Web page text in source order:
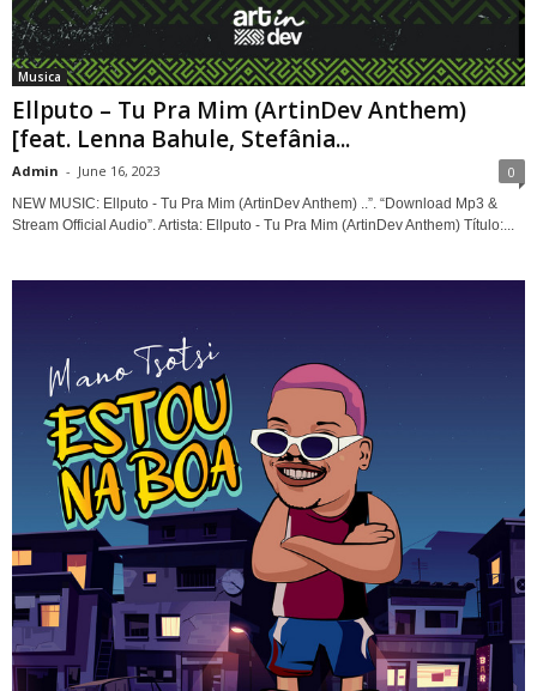
Musica
Ellputo – Tu Pra Mim (ArtinDev Anthem)
[feat. Lenna Bahule, Stefânia...
Admin - June 16, 2023 0
NEW MUSIC: Ellputo - Tu Pra Mim (ArtinDev Anthem) ..”. “Download Mp3 &
Stream Official Audio”. Artista: Ellputo - Tu Pra Mim (ArtinDev Anthem) Título:...